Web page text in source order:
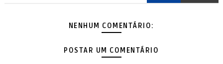
NENHUM COMENTÁRIO:
POSTAR UM COMENTÁRIO